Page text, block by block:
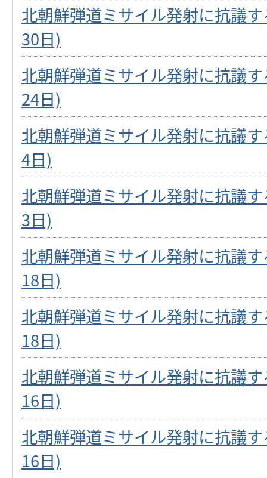
北朝鮮弾道ミサイル発射に抗議
30日)
北朝鮮弾道ミサイル発射に抗議
24日)
北朝鮮弾道ミサイル発射に抗議
4日)
北朝鮮弾道ミサイル発射に抗議
3日)
北朝鮮弾道ミサイル発射に抗議
18日)
北朝鮮弾道ミサイル発射に抗議
18日)
北朝鮮弾道ミサイル発射に抗議
16日)
北朝鮮弾道ミサイル発射に抗議
16日)